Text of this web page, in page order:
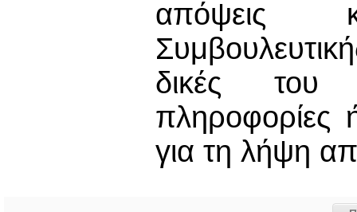
απόψεις
δικές του
πληροφορίες
για τη λήψη